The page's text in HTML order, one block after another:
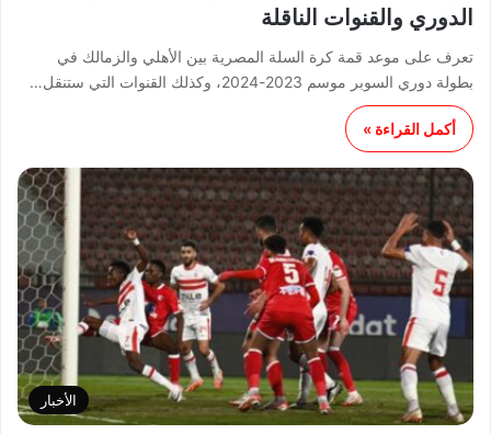
الدوري والقنوات الناقلة
تعرف على موعد قمة كرة السلة المصرية بين الأهلي والزمالك في
بطولة دوري السوبر موسم 2023-2024، وكذلك القنوات التي ستنقل…
أكمل القراءة »
الأخبار